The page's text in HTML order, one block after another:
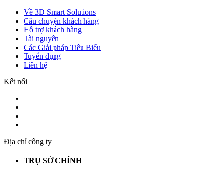
Về 3D Smart Solutions
Câu chuyện khách hàng
Hỗ trợ khách hàng
Tài nguyên
Các Giải pháp Tiêu Biểu
Tuyển dụng
Liên hệ
Kết nối
Địa chỉ công ty
TRỤ SỞ CHÍNH